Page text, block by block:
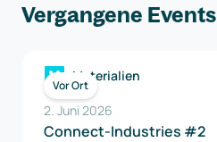
Vergangene Events
Vor Ort
Materialien
2. Juni 2026
Connect-Industries #2